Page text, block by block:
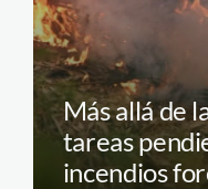
Más allá de
tareas
incendios